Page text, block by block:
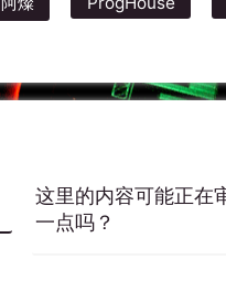
这里的内容可能正在
一点吗？